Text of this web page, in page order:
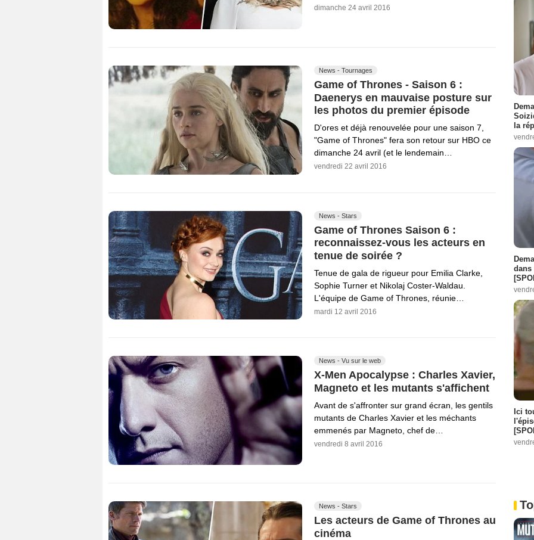
dimanche 24 avril 2016
News - Tournages
Game of Thrones - Saison 6 :
Daenerys en mauvaise posture sur
les photos du premier épisode
D'ores et déjà renouvelée pour une saison 7,
"Game of Thrones" fera son retour sur HBO ce
dimanche 24 avril (et le lendemain…
vendredi 22 avril 2016
News - Stars
Game of Thrones Saison 6 :
reconnaissez-vous les acteurs en
tenue de soirée ?
Tenue de gala de rigueur pour Emilia Clarke,
Sophie Turner et Nikolaj Coster-Waldau.
L'équipe de Game of Thrones, réunie…
mardi 12 avril 2016
News - Vu sur le web
X-Men Apocalypse : Charles Xavier,
Magneto et les mutants s'affichent
Avant de s'affronter sur grand écran, les gentils
mutants de Charles Xavier et les méchants
emmenés par Magneto, chef de…
vendredi 8 avril 2016
News - Stars
Les acteurs de Game of Thrones au
cinéma
la
dans
Ici